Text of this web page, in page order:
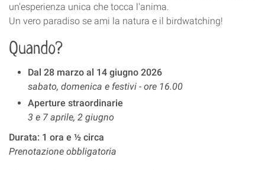
un'esperienza unica che tocca l'anima.
Un vero paradiso se ami la natura e il birdwatching!
Quando?
Dal 28 marzo al 14 giugno 2026
sabato, domenica e festivi - ore 16.00
Aperture straordinarie
3 e 7 aprile, 2 giugno
Durata: 1 ora e ½ circa
Prenotazione obbligatoria